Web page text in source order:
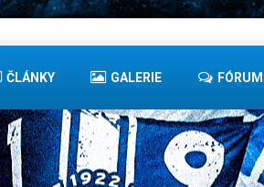
ČLÁNKY GALERIE FÓRUM